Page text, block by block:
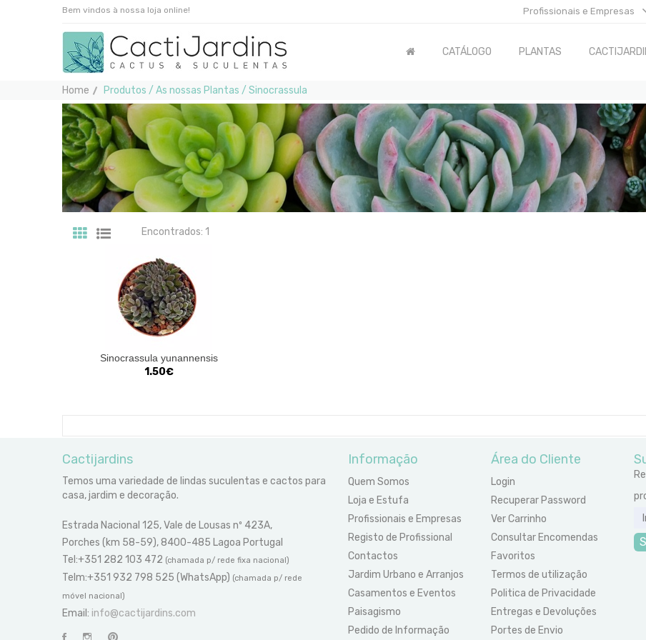
Bem vindos à nossa loja online! Profissionais e Empresas
CATÁLOGO PLANTAS
Home Produtos / As nossas Plantas / Sinocrassula
Encontrados: 1
Sinocrassula yunannensis
1.50€
Cactijardins
Temos uma variedade de lindas suculentas e cactos para
casa, jardim e decoração.
Estrada Nacional 125, Vale de Lousas nº 423A,
Porches (km 58-59), 8400-485 Lagoa Portugal
Tel:+351 282 103 472 (chamada p/ rede fixa nacional)
Telm:+351 932 798 525 (WhatsApp) (chamada p/ rede
móvel nacional)
Email: info@cactijardins.com
Informação
Quem Somos
Loja e Estufa
Profissionais e Empresas
Registo de Profissional
Contactos
Jardim Urbano e Arranjos
Casamentos e Eventos
Paisagismo
Pedido de Informação
Área do Cliente
Login
Recuperar Password
Ver Carrinho
Consultar Encomendas
Favoritos
Termos de utilização
Politica de Privacidade
Entregas e Devoluções
Portes de Envio